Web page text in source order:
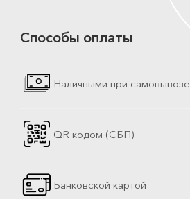
Способы оплаты
Наличными при самовывозе
QR кодом (СБП)
Банковской картой